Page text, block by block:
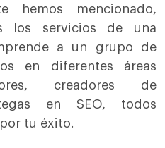
hemos mencionado,
los servicios de una
a un grupo de
en diferentes áreas
creadores de
en SEO, todos
tu éxito.